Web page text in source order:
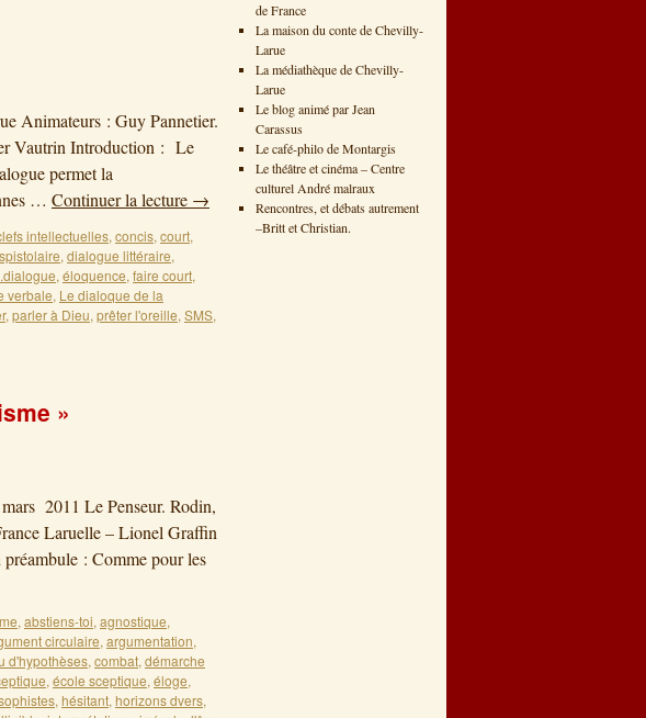
Animateurs : Guy Pannetier.
Vautrin Introduction : Le
permet la
… Continuer la lecture →
intellectuelles, concis, court,
, dialogue littéraire,
, éloquence, faire court,
verbale, Le dialoque de la
, parler à Dieu, prêter l'oreille, SMS,
»
2011 Le Penseur. Rodin,
Laruelle – Lionel Graffin
: Comme pour les
, abstiens-toi, agnostique,
circulaire, argumentation,
d'hypothèses, combat, démarche
, école sceptique, éloge,
, hésitant, horizons dvers,
de France
La maison du conte de Chevilly-
Larue
La médiathèque de Chevilly-
Larue
Le blog animé par Jean
Carassus
Le café-philo de Montargis
Le théâtre et cinéma – Centre
culturel André malraux
Rencontres, et débats autrement
–Britt et Christian.